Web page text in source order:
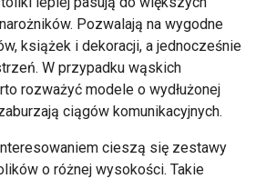
Pozwalają na wygodne
książek i dekoracji, a jednocześnie
W przypadku wąskich
rozważyć modele o wydłużonej
ciągów komunikacyjnych.
cieszą się zestawy
o różnej wysokości. Takie